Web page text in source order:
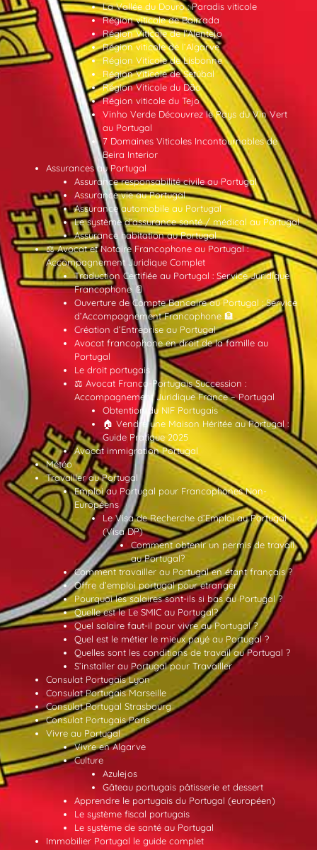
La Vallée du Douro : Paradis viticole
Région viticole de Bairrada
Région Viticole de l’Alentejo
Région viticole de l’Algarve
Région Viticole de Lisbonne
Région Viticole de Setúbal
Région Viticole du Dão
Région viticole du Tejo
Vinho Verde Découvrez le Pays du Vin Vert
au Portugal
7 Domaines Viticoles Incontournables de
Beira Interior
Assurances au Portugal
Assurance responsabilité civile au Portugal
Assurance vie au Portugal
Assurance automobile au Portugal
Le système d’assurance santé / médical au Portugal
Assurance habitation au Portugal
⚖️ Avocat et Notaire Francophone au Portugal :
Accompagnement Juridique Complet
Traduction Certifiée au Portugal : Service Juridique
Francophone 📄
Ouverture de Compte Bancaire au Portugal : Service
d’Accompagnement Francophone 🏦
Création d’Entreprise au Portugal
Avocat francophone en droit de la famille au
Portugal
Le droit portugais
⚖️ Avocat Franco-Portugais Succession :
Accompagnement Juridique France – Portugal
Obtention du NIF Portugais
🏠 Vendre une Maison Héritée au Portugal :
Guide Pratique 2025
Avocat immigration Portugal
Météo
Travailler au Portugal
Emploi au Portugal pour Francophones Non-
Européens
Le Visa de Recherche d’Emploi au Portugal
(Visa DP)
Comment obtenir un permis de travail
au Portugal?
Comment travailler au Portugal en étant français ?
Offre d’emploi portugal pour etranger
Pourquoi les salaires sont-ils si bas au Portugal ?
Quelle est le Le SMIC au Portugal?
Quel salaire faut-il pour vivre au Portugal ?
Quel est le métier le mieux payé au Portugal ?
Quelles sont les conditions de travail au Portugal ?
S’installer au Portugal pour Travailler
Consulat Portugais Lyon
Consulat Portugais Marseille
Consulat Portugal Strasbourg
Consulat Portugais Paris
Vivre au Portugal
Vivre en Algarve
Culture
Azulejos
Gâteau portugais pâtisserie et dessert
Apprendre le portugais du Portugal (européen)
Le système fiscal portugais
Le système de santé au Portugal
Immobilier Portugal le guide complet